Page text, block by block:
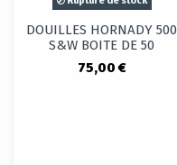
DOUILLES HORNADY 500
S&W BOITE DE 50
75,00 €